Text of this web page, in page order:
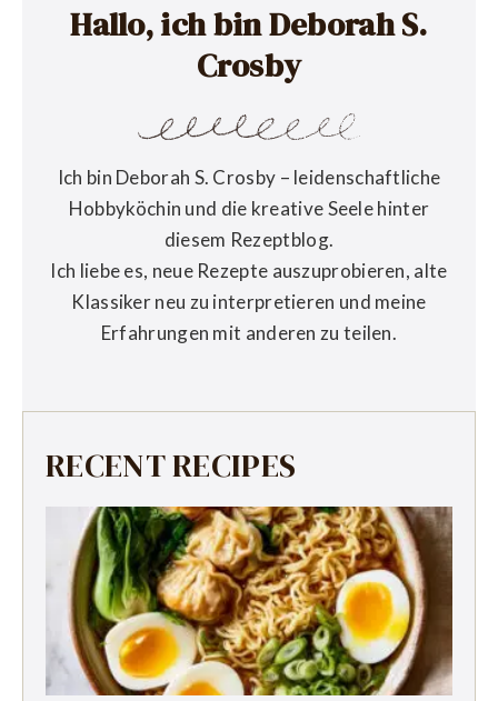
Hallo, ich bin Deborah S.
Crosby
Ich bin Deborah S. Crosby – leidenschaftliche
Hobbyköchin und die kreative Seele hinter
diesem Rezeptblog.
Ich liebe es, neue Rezepte auszuprobieren, alte
Klassiker neu zu interpretieren und meine
Erfahrungen mit anderen zu teilen.
RECENT RECIPES